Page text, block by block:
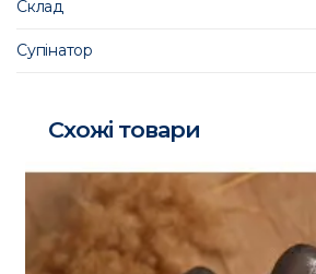
Склад
Супінатор
Схожі товари